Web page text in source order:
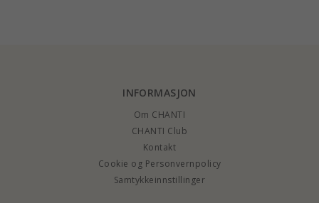
INFORMASJON
Om CHANTI
CHANTI Club
Kontakt
Cookie og Personvernpolicy
Samtykkeinnstillinger